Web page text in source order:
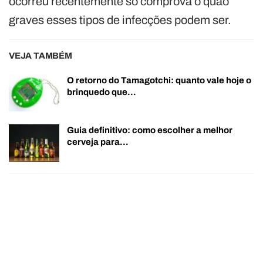
graves esses tipos de infecções podem ser.
VEJA TAMBÉM
O retorno do Tamagotchi: quanto vale hoje o
brinquedo que…
Guia definitivo: como escolher a melhor
cerveja para…